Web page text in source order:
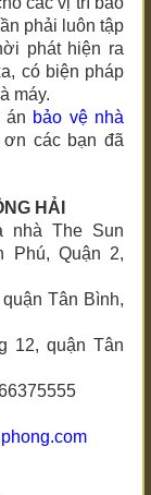
phải luôn tập
phát hiện ra
có biện pháp
máy.
án bảo vệ nhà
ơn các bạn đã
HẢI
nhà The Sun
Phú, Quận 2,
Tân Bình,
12, quận Tân